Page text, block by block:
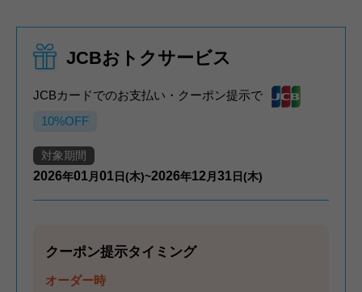
JCBおトクサービス
JCBカードでのお支払い・クーポン提示で
10%OFF
対象期間
2026年01月 01 日(木)~2026年12 月 31 日(木)
クーポン提示タイミング
オーダー時